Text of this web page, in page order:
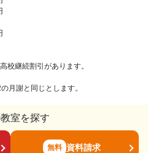
校継続割引があります。
月謝と同じとします。
室を探す
無料 資料請求